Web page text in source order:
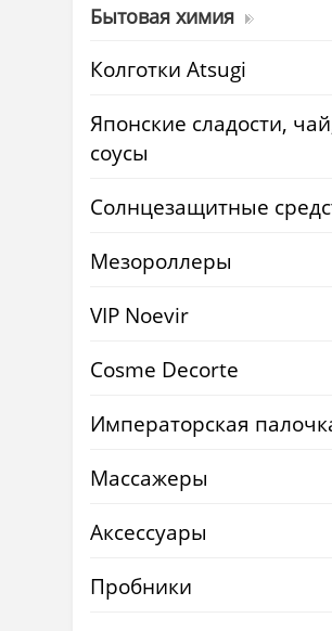
Бытовая химия
Колготки Atsugi
Японские сладости,
соусы
Солнцезащитные
Мезороллеры
VIP Noevir
Cosme Decorte
Императорская
Массажеры
Аксессуары
Пробники